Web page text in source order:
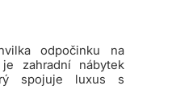
odpočinku na
zahradní nábytek
spojuje luxus s